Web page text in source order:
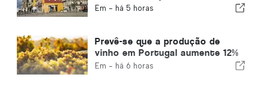
para expatriados
Em - há 5 horas
Prevê-se que a produção de
vinho em Portugal aumente 12%
nesta vindima
Em - há 6 horas